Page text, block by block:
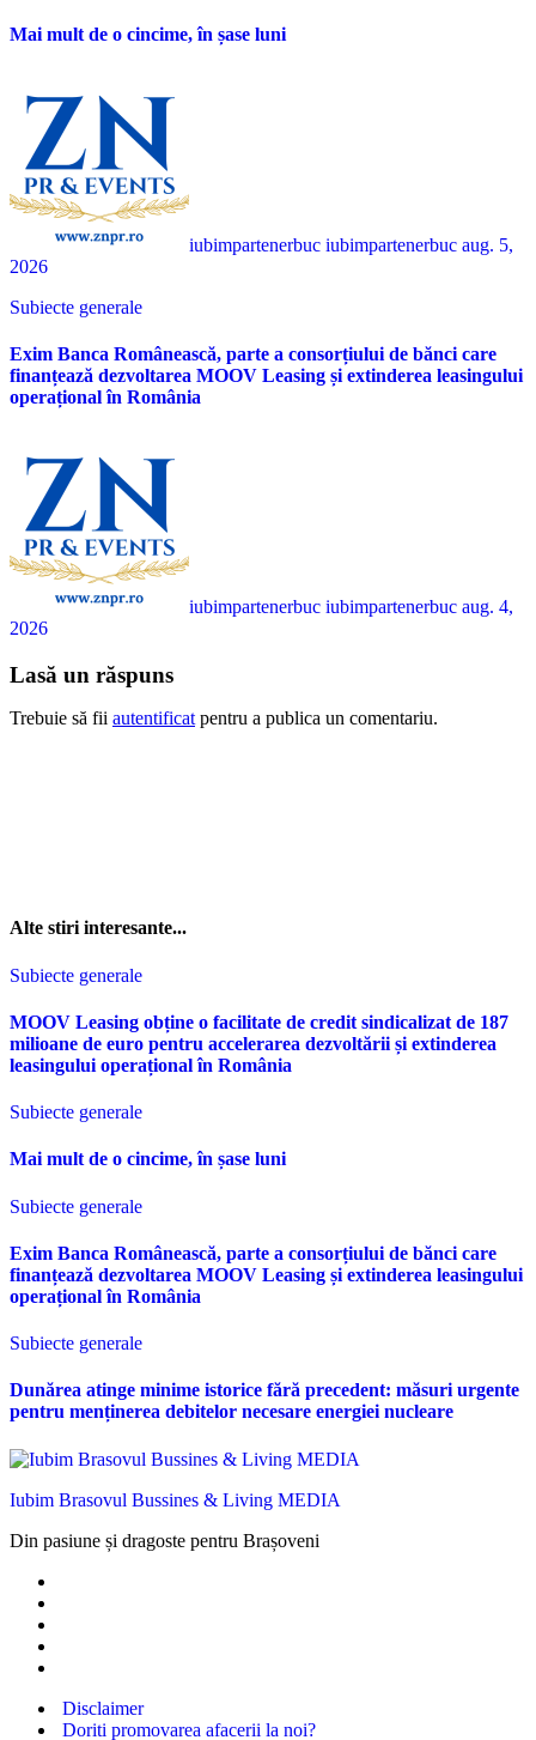
Mai mult de o cincime, în șase luni
iubimpartenerbuc iubimpartenerbuc aug. 5,
2026
Subiecte generale
Exim Banca Românească, parte a consorțiului de bănci care
finanțează dezvoltarea MOOV Leasing și extinderea leasingului
operațional în România
iubimpartenerbuc iubimpartenerbuc aug. 4,
2026
Lasă un răspuns
Trebuie să fii autentificat pentru a publica un comentariu.
Alte stiri interesante...
Subiecte generale
MOOV Leasing obține o facilitate de credit sindicalizat de 187
milioane de euro pentru accelerarea dezvoltării și extinderea
leasingului operațional în România
Subiecte generale
Mai mult de o cincime, în șase luni
Subiecte generale
Exim Banca Românească, parte a consorțiului de bănci care
finanțează dezvoltarea MOOV Leasing și extinderea leasingului
operațional în România
Subiecte generale
Dunărea atinge minime istorice fără precedent: măsuri urgente
pentru menținerea debitelor necesare energiei nucleare
Iubim Brasovul Bussines & Living MEDIA
Din pasiune și dragoste pentru Brașoveni
Disclaimer
Doriti promovarea afacerii la noi?